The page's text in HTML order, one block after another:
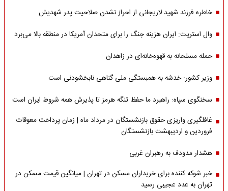
خاطره فرزند شهید لاریجانی از احراز نشدن صلاحیت پدر شهدیش
وال استریت: ایران هزینه جنگ را برای متحدان آمریکا در منطقه بالا می‌برد
حمله مسلحانه به قهوه‌خانه‌ای در زاهدان
وزیر کشور: خدشه به همبستگی ملی گناهی نابخشودنی است
سخنگوی سپاه: راهبرد ما حفظ تنگه هرمز تا پذیرش همه شروط ایران است
غافلگیری واریزی حقوق بازنشستگان در مرداد ماه | زمان پرداخت معوقات
فروردین و اردیبهشت بازنشستگان
هشدار مدودف به رهبران غربی
خبر شوکه کننده برای خریداران مسکن در تهران | میانگین قیمت مسکن در
تهران به عدد عجیبی رسید